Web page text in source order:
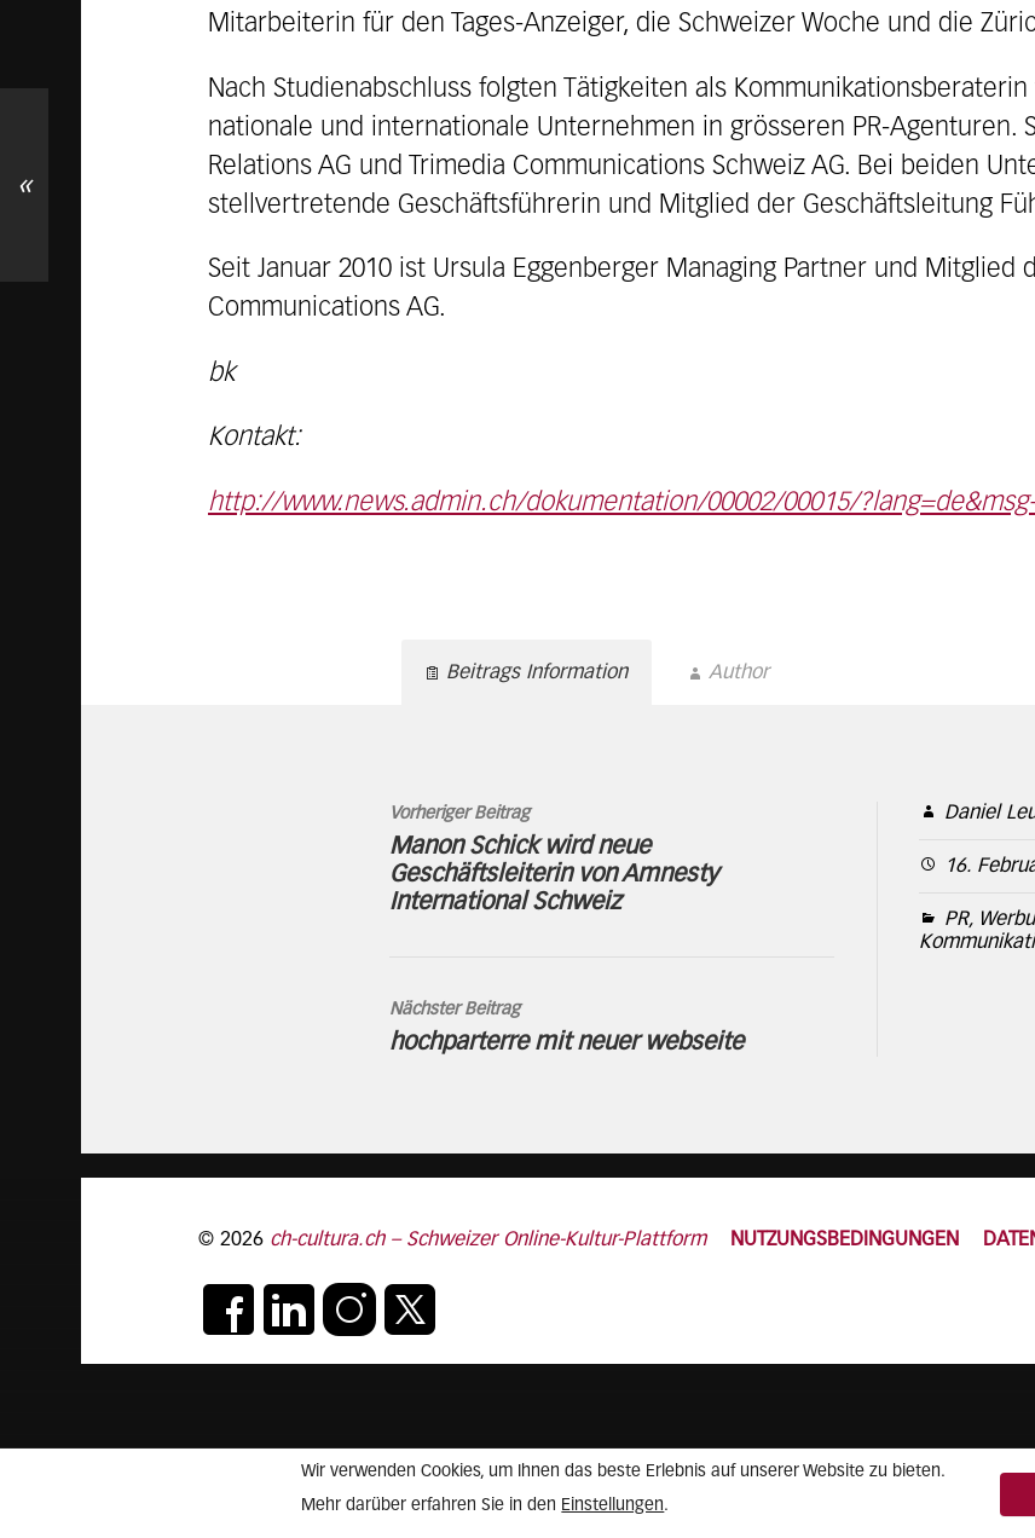
Mitarbeiterin für den Tages-Anzeiger, die Schweizer Woche und die
Nach Studienabschluss folgten Tätigkeiten als
nationale und internationale Unternehmen in grösseren PR-Agenturen.
Relations AG und Trimedia Communications Schweiz AG. Bei beiden
stellvertretende Geschäftsführerin und Mitglied der Geschäftsleitung
Seit Januar 2010 ist Ursula Eggenberger Managing Partner und Mitglied
Communications AG.
bk
Kontakt:
http://www.news.admin.ch/dokumentation/00002/00015/
Beitrags Information Author
Daniel
16.
PR,
Vorheriger Beitrag
Manon Schick wird neue
Geschäftsleiterin von Amnesty
International Schweiz
Nächster Beitrag
hochparterre mit neuer webseite
«
© 2026 ch-cultura.ch – Schweizer Online-Kultur-Plattform NUTZUNGSBEDINGUNGEN
Wir verwenden Cookies, um Ihnen das beste Erlebnis auf unserer Website zu bieten.
Mehr darüber erfahren Sie in den Einstellungen.